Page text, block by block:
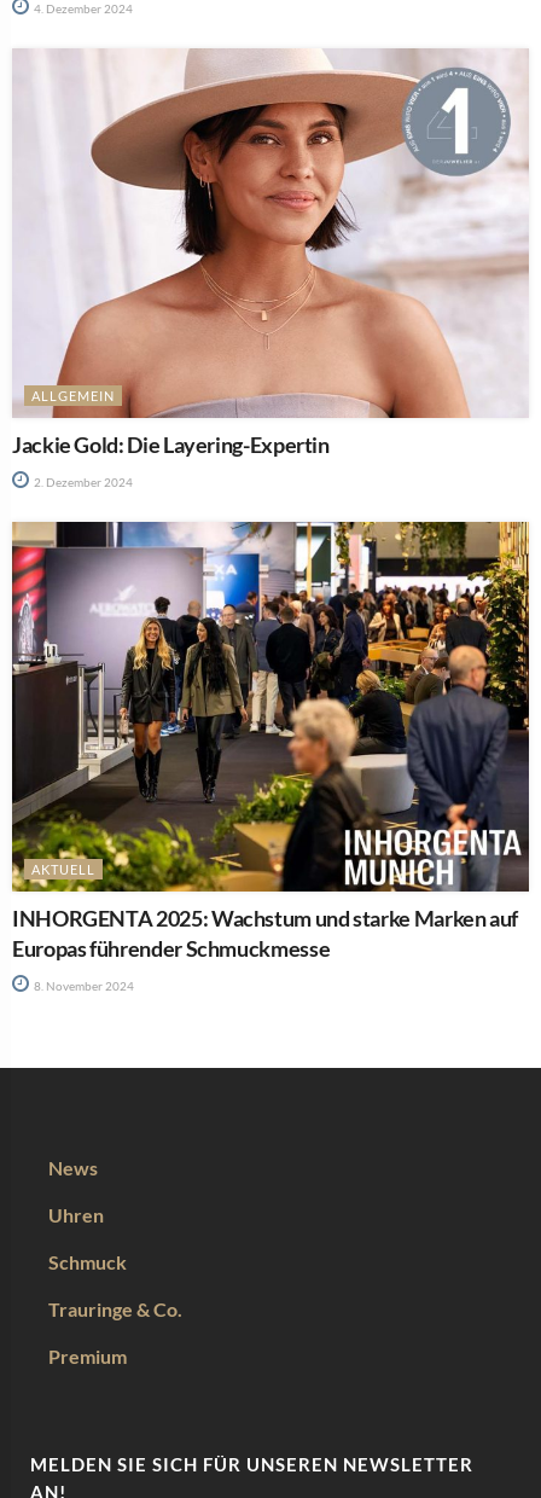
4. Dezember 2024
ALLGEMEIN
Jackie Gold: Die Layering-Expertin
2. Dezember 2024
AKTUELL
INHORGENTA 2025: Wachstum und starke Marken auf
Europas führender Schmuckmesse
8. November 2024
News
Uhren
Schmuck
Trauringe & Co.
Premium
MELDEN SIE SICH FÜR UNSEREN NEWSLETTER
AN!